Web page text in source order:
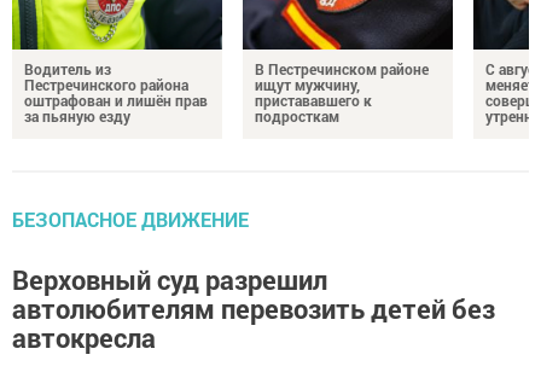
Водитель из
Пестречинского района
оштрафован и лишён прав
за пьяную езду
В Пестречинском районе
ищут мужчину,
пристававшего к
подросткам
С
БЕЗОПАСНОЕ ДВИЖЕНИЕ
Верховный суд разрешил
автолюбителям перевозить детей без
автокресла